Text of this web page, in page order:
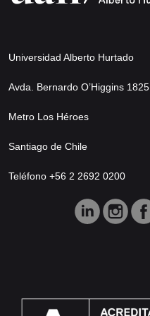
Universidad Alberto Hurtado
Avda. Bernardo O’Higgins 1825
Metro Los Héroes
Santiago de Chile
Teléfono +56 2 2692 0200